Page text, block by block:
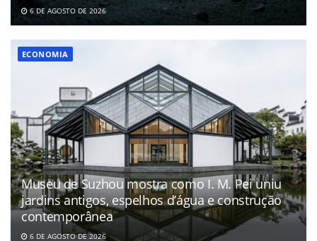
6 DE AGOSTO DE 2026
ECONOMIA
Museu de Suzhou mostra como I. M. Pei uniu
jardins antigos, espelhos d’água e construção
contemporânea
6 DE AGOSTO DE 2026